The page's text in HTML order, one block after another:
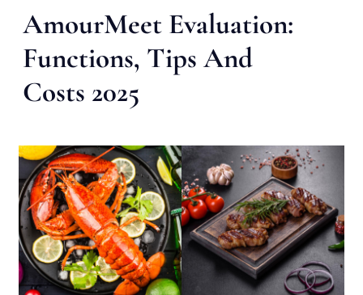
AmourMeet Evaluation:
Functions, Tips And
Costs 2025